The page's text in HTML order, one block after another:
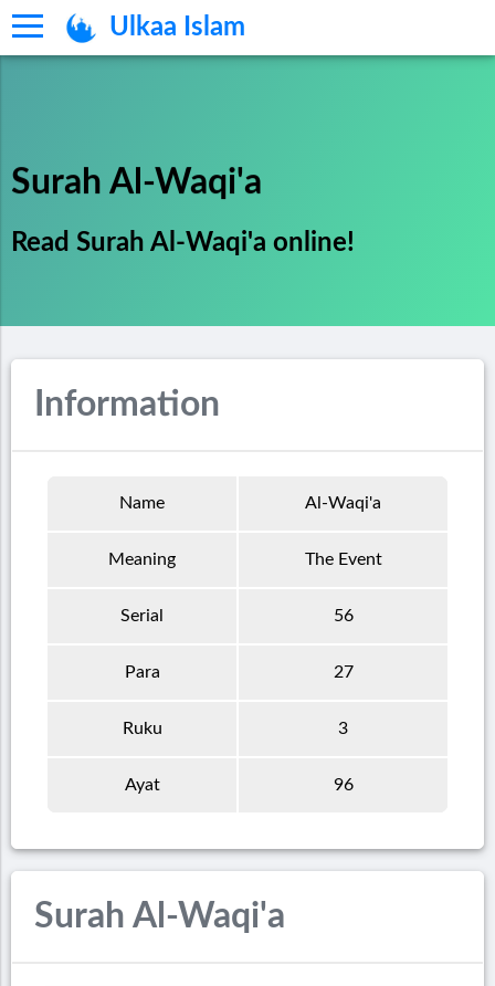
Ulkaa Islam
Surah Al-Waqi'a
Read Surah Al-Waqi'a online!
Information
Name Al-Waqi'a
Meaning The Event
Serial 56
Para 27
Ruku 3
Ayat 96
Surah Al-Waqi'a